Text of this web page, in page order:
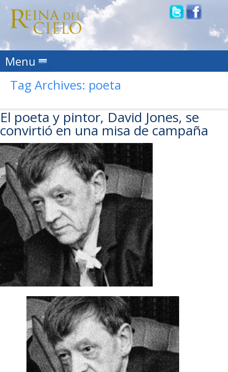
Menu Skip to content
Tag Archives: poeta
El poeta y pintor, David Jones, se
convirtió en una misa de campaña